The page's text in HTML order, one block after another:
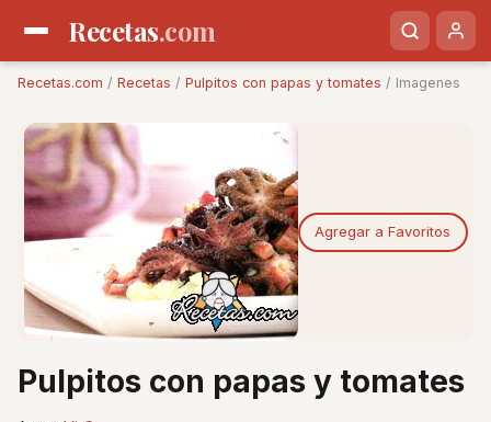
Recetas.com
Recetas.com / Recetas / Pulpitos con papas y tomates / Imagenes
Agregar a Favoritos
Pulpitos con papas y tomates